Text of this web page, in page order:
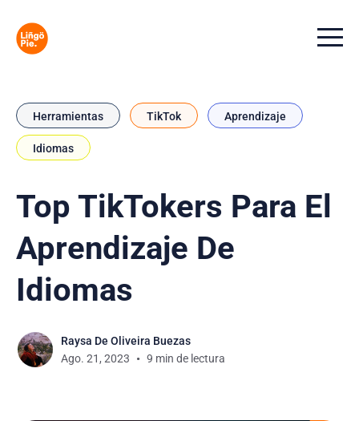
Menu
Herramientas TikTok Aprendizaje
Idiomas
Top TikTokers Para El
Aprendizaje De
Idiomas
Raysa De Oliveira Buezas
Ago. 21, 2023
9 min de lectura